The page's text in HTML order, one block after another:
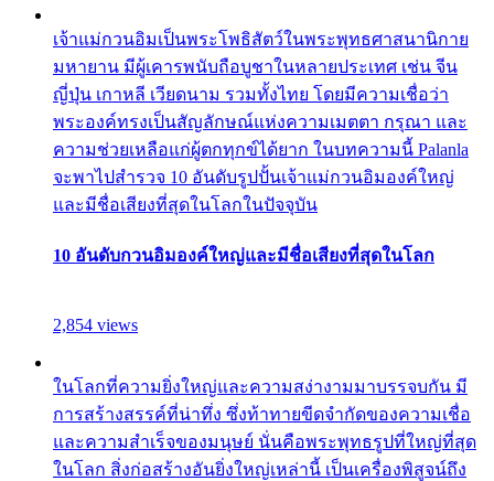
เจ้าแม่กวนอิมเป็นพระโพธิสัตว์ในพระพุทธศาสนานิกาย
มหายาน มีผู้เคารพนับถือบูชาในหลายประเทศ เช่น จีน
ญี่ปุ่น เกาหลี เวียดนาม รวมทั้งไทย โดยมีความเชื่อว่า
พระองค์ทรงเป็นสัญลักษณ์แห่งความเมตตา กรุณา และ
ความช่วยเหลือแก่ผู้ตกทุกข์ได้ยาก ในบทความนี้ Palanla
จะพาไปสำรวจ 10 อันดับรูปปั้นเจ้าแม่กวนอิมองค์ใหญ่
และมีชื่อเสียงที่สุดในโลกในปัจจุบัน
10 อันดับกวนอิมองค์ใหญ่และมีชื่อเสียงที่สุดในโลก
2,854 views
ในโลกที่ความยิ่งใหญ่และความสง่างามมาบรรจบกัน มี
การสร้างสรรค์ที่น่าทึ่ง ซึ่งท้าทายขีดจำกัดของความเชื่อ
และความสำเร็จของมนุษย์ นั่นคือพระพุทธรูปที่ใหญ่ที่สุด
ในโลก สิ่งก่อสร้างอันยิ่งใหญ่เหล่านี้ เป็นเครื่องพิสูจน์ถึง